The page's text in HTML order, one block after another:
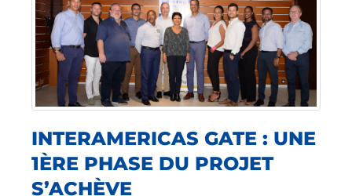
INTERAMERICAS GATE : UNE
1ÈRE PHASE DU PROJET
S’ACHÈVE